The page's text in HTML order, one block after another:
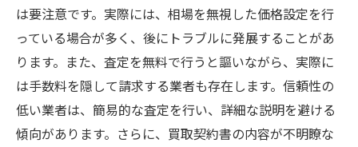
は要注意です。実際には、相場を無視した価格設定を行
っている場合が多く、後にトラブルに発展することがあ
ります。また、査定を無料で行うと謳いながら、実際に
は手数料を隠して請求する業者も存在します。信頼性の
低い業者は、簡易的な査定を行い、詳細な説明を避ける
傾向があります。さらに、買取契約書の内容が不明瞭な